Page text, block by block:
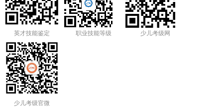
英才技能鉴定 职业技能等级 少儿考级网
少儿考级官微